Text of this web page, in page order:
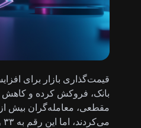
قیمت‌گذاری بازار برای
بانک، فروکش کرده و کاهش